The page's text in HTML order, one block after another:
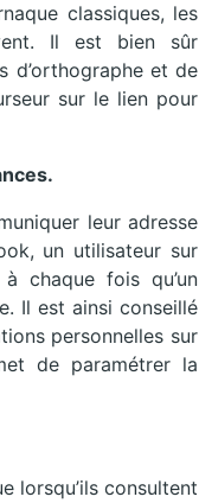
classiques, les
Il est bien sûr
d’orthographe et de
sur le lien pour
leur adresse
un utilisateur sur
chaque fois qu’un
Il est ainsi conseillé
personnelles sur
de paramétrer la
lorsqu’ils consultent